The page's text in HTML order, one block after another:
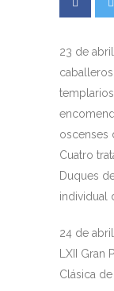
23 de
oscenses
Cuatro
Duques
individual
24 de
LXII
Clásica